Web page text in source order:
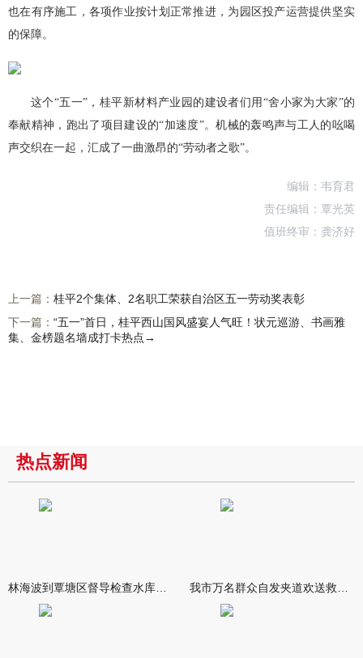
也在有序施工，各项作业按计划正常推进，为园区投产运营提供坚实
的保障。
这个“五一”，桂平新材料产业园的建设者们用“舍小家为大家”的
奉献精神，跑出了项目建设的“加速度”。机械的轰鸣声与工人的吆喝
声交织在一起，汇成了一曲激昂的“劳动者之歌”。
编辑：韦育君
责任编辑：覃光英
值班终审：龚济好
上一篇： 桂平2个集体、2名职工荣获自治区五一劳动奖表彰
下一篇： “五一”首日，桂平西山国风盛宴人气旺！状元巡游、书画雅
集、金榜题名墙成打卡热点→
热点新闻